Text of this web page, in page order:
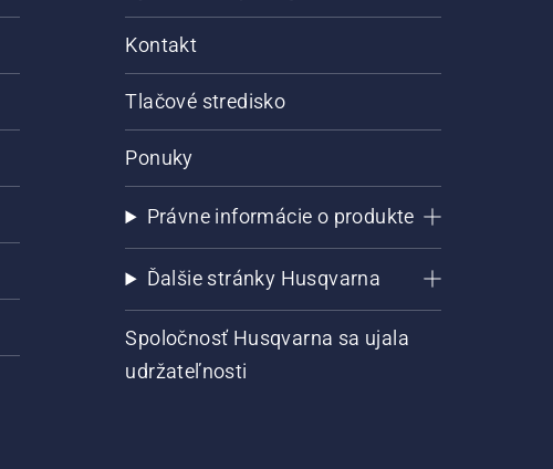
Kontakt
Tlačové stredisko
Ponuky
Právne informácie o produkte
Ďalšie stránky Husqvarna
Spoločnosť Husqvarna sa ujala
udržateľnosti